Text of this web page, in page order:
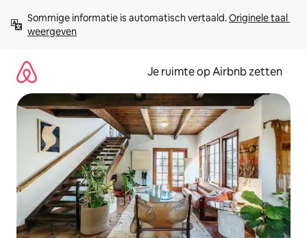
direct
naar
Sommige informatie is automatisch vertaald. Originele taal
weergeven
Je ruimte op Airbnb zetten